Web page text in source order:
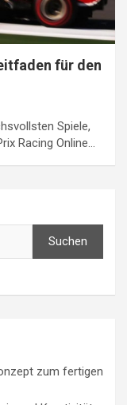
für den
Spiele,
Racing Online…
Suchen
zum fertigen